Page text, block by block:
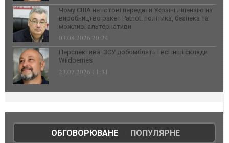
Чому США не готові передати Україні ліцензію на
виробництво ракет Patriot: політика, безпека та
можливі альтернативи
03.08.2026 20:24
Перспектива: ЗСУ добомблять і всі інші склади
Wildberries
23.07.2026 11:31
ОБГОВОРЮВАНЕ| ПОПУЛЯРНЕ